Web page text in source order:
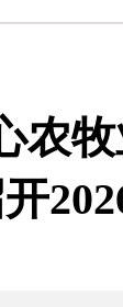
农